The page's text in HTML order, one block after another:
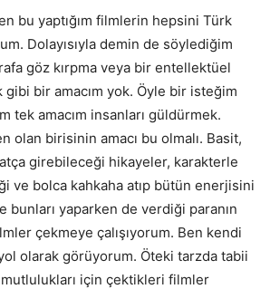
bu yaptığım filmlerin hepsini Türk
Dolayısıyla demin de söylediğim
göz kırpma veya bir entellektüel
bir amacım yok. Öyle bir isteğim
tek amacım insanları güldürmek.
olan birisinin amacı bu olmalı. Basit,
girebileceği hikayeler, karakterle
ve bolca kahkaha atıp bütün enerjisini
bunları yaparken de verdiği paranın
çekmeye çalışıyorum. Ben kendi
olarak görüyorum. Öteki tarzda tabii
için çektikleri filmler